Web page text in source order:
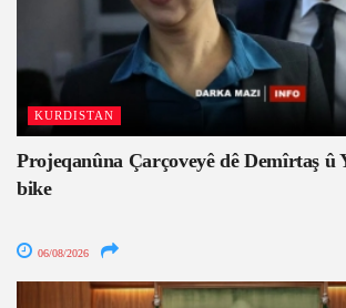
KURDISTAN
Projeqanûna Çarçoveyê dê Demîrtaş û
bike
06/08/2026